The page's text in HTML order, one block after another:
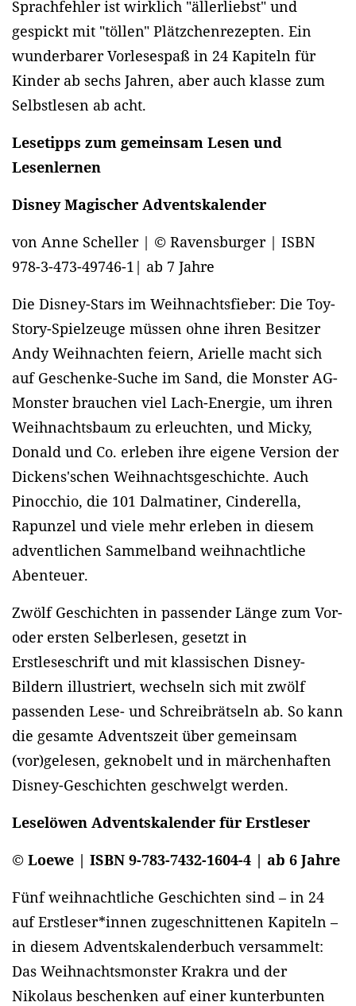
Sprachfehler ist wirklich "ällerliebst" und
gespickt mit "töllen" Plätzchenrezepten. Ein
wunderbarer Vorlesespaß in 24 Kapiteln für
Kinder ab sechs Jahren, aber auch klasse zum
Selbstlesen ab acht.
Lesetipps zum gemeinsam Lesen und
Lesenlernen
Disney Magischer Adventskalender
von Anne Scheller | © Ravensburger | ISBN
978-3-473-49746-1| ab 7 Jahre
Die Disney-Stars im Weihnachtsfieber: Die Toy-
Story-Spielzeuge müssen ohne ihren Besitzer
Andy Weihnachten feiern, Arielle macht sich
auf Geschenke-Suche im Sand, die Monster AG-
Monster brauchen viel Lach-Energie, um ihren
Weihnachtsbaum zu erleuchten, und Micky,
Donald und Co. erleben ihre eigene Version der
Dickens'schen Weihnachtsgeschichte. Auch
Pinocchio, die 101 Dalmatiner, Cinderella,
Rapunzel und viele mehr erleben in diesem
adventlichen Sammelband weihnachtliche
Abenteuer.
Zwölf Geschichten in passender Länge zum Vor-
oder ersten Selberlesen, gesetzt in
Erstleseschrift und mit klassischen Disney-
Bildern illustriert, wechseln sich mit zwölf
passenden Lese- und Schreibrätseln ab. So kann
die gesamte Adventszeit über gemeinsam
(vor)gelesen, geknobelt und in märchenhaften
Disney-Geschichten geschwelgt werden.
Leselöwen Adventskalender für Erstleser
© Loewe | ISBN 9-783-7432-1604-4 | ab 6 Jahre
Fünf weihnachtliche Geschichten sind – in 24
auf Erstleser*innen zugeschnittenen Kapiteln –
in diesem Adventskalenderbuch versammelt:
Das Weihnachtsmonster Krakra und der
Nikolaus beschenken auf einer kunterbunten